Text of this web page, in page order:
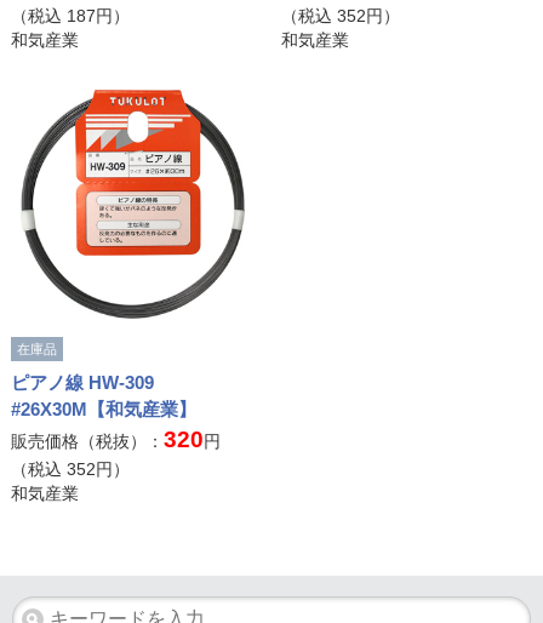
（税込 187円）
和気産業
（税込352円）
和気産業
在庫品
ピアノ線 HW-309
#26X30M【和気産業】
販売価格（税抜）： 320円
（税込 352円）
和気産業